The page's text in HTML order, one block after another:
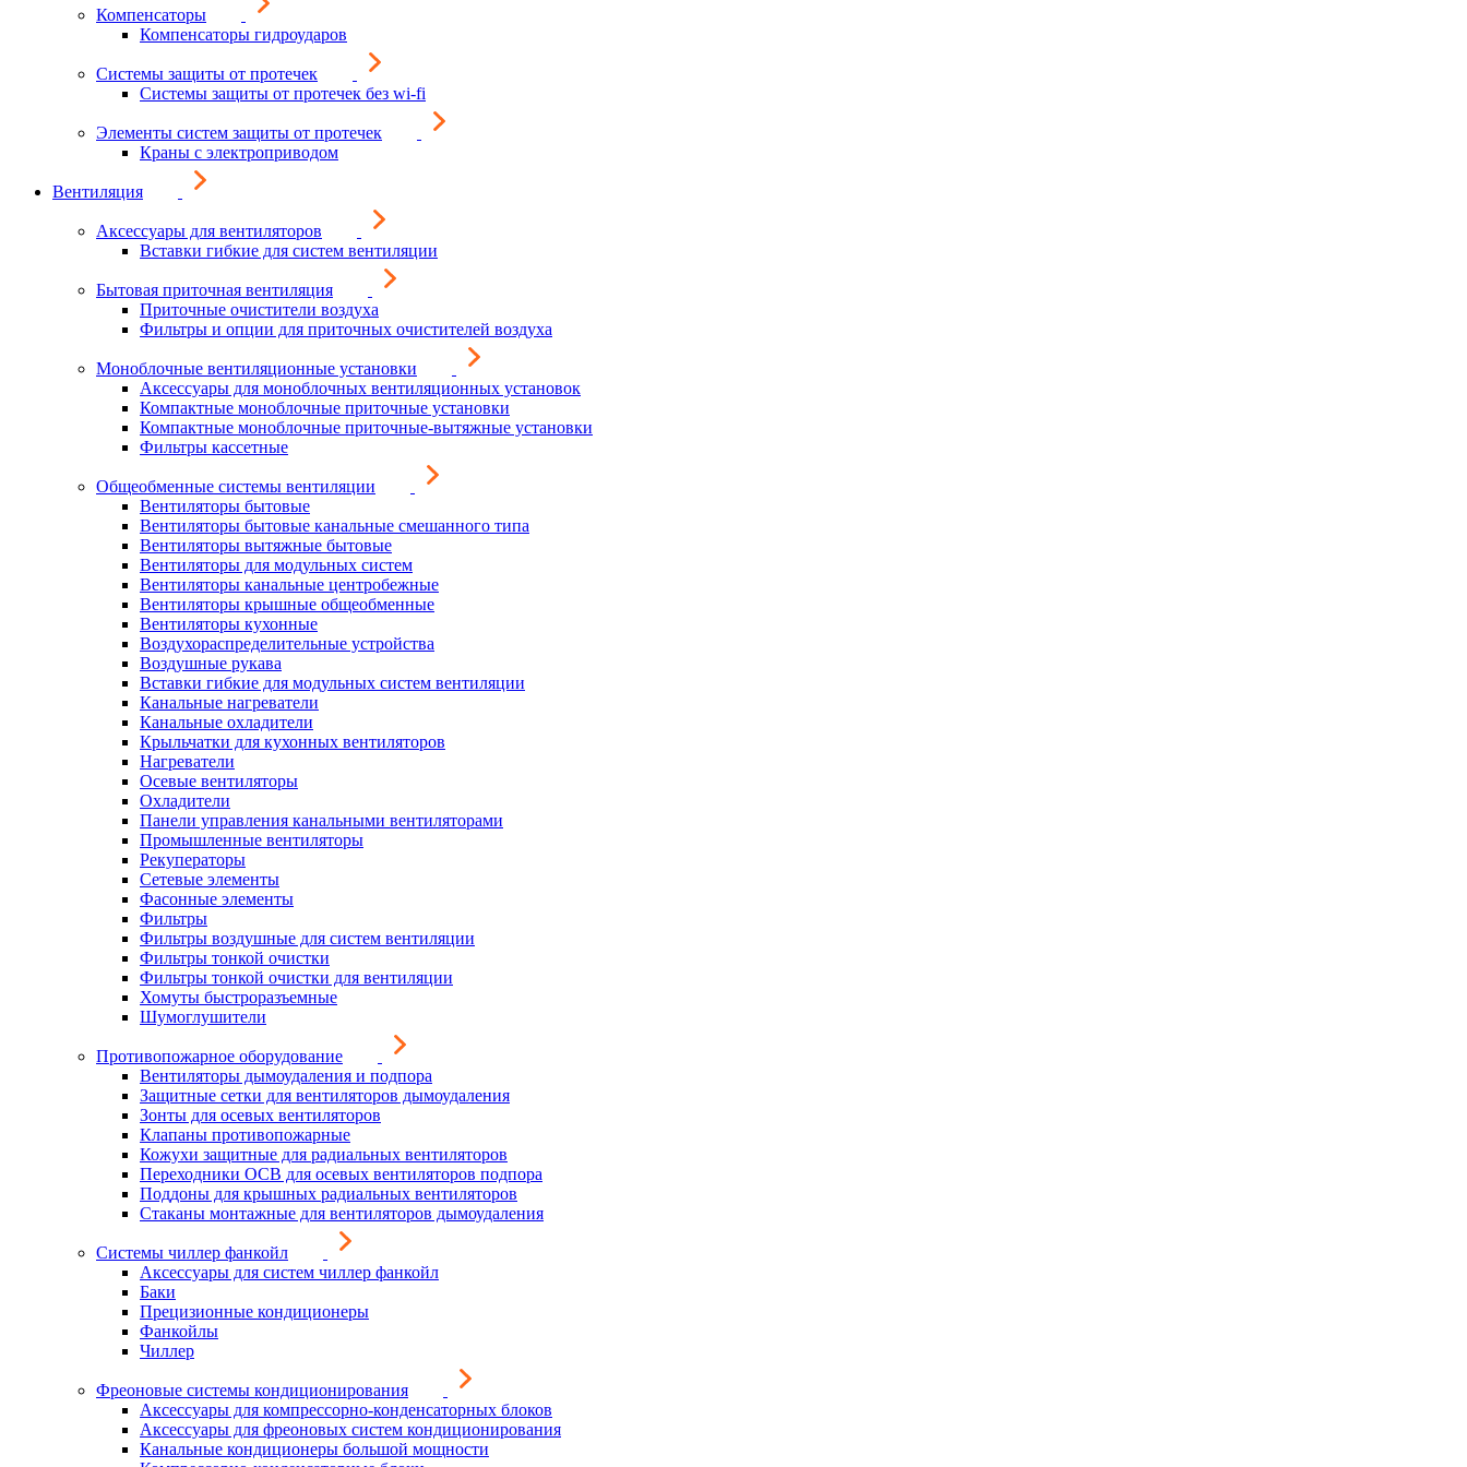
Компенсаторы
Компенсаторы гидроударов
Системы защиты от протечек
Системы защиты от протечек без wi-fi
Элементы систем защиты от протечек
Краны с электроприводом
Вентиляция
Аксессуары для вентиляторов
Вставки гибкие для систем вентиляции
Бытовая приточная вентиляция
Приточные очистители воздуха
Фильтры и опции для приточных очистителей воздуха
Моноблочные вентиляционные установки
Аксессуары для моноблочных вентиляционных установок
Компактные моноблочные приточные установки
Компактные моноблочные приточные-вытяжные установки
Фильтры кассетные
Общеобменные системы вентиляции
Вентиляторы бытовые
Вентиляторы бытовые канальные смешанного типа
Вентиляторы вытяжные бытовые
Вентиляторы для модульных систем
Вентиляторы канальные центробежные
Вентиляторы крышные общеобменные
Вентиляторы кухонные
Воздухораспределительные устройства
Воздушные рукава
Вставки гибкие для модульных систем вентиляции
Канальные нагреватели
Канальные охладители
Крыльчатки для кухонных вентиляторов
Нагреватели
Осевые вентиляторы
Охладители
Панели управления канальными вентиляторами
Промышленные вентиляторы
Рекуператоры
Сетевые элементы
Фасонные элементы
Фильтры
Фильтры воздушные для систем вентиляции
Фильтры тонкой очистки
Фильтры тонкой очистки для вентиляции
Хомуты быстроразъемные
Шумоглушители
Противопожарное оборудование
Вентиляторы дымоудаления и подпора
Защитные сетки для вентиляторов дымоудаления
Зонты для осевых вентиляторов
Клапаны противопожарные
Кожухи защитные для радиальных вентиляторов
Переходники ОСВ для осевых вентиляторов подпора
Поддоны для крышных радиальных вентиляторов
Стаканы монтажные для вентиляторов дымоудаления
Системы чиллер фанкойл
Аксессуары для систем чиллер фанкойл
Баки
Прецизионные кондиционеры
Фанкойлы
Чиллер
Фреоновые системы кондиционирования
Аксессуары для компрессорно-конденсаторных блоков
Аксессуары для фреоновых систем кондиционирования
Канальные кондиционеры большой мощности